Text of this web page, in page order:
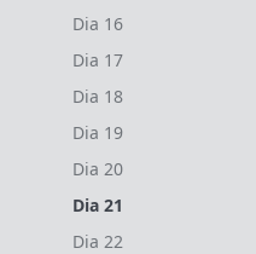
Dia 16
Dia 17
Dia 18
Dia 19
Dia 20
Dia 21
Dia 22